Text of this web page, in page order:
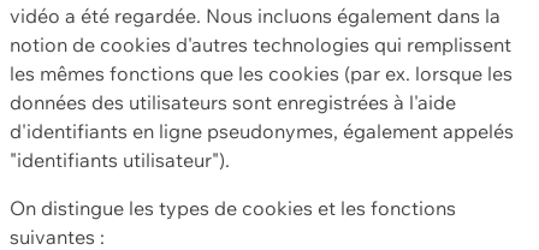
vidéo a été regardée. Nous incluons également dans la
notion de cookies d'autres technologies qui remplissent
les mêmes fonctions que les cookies (par ex. lorsque les
données des utilisateurs sont enregistrées à l'aide
d'identifiants en ligne pseudonymes, également appelés
"identifiants utilisateur").
On distingue les types de cookies et les fonctions
suivantes :